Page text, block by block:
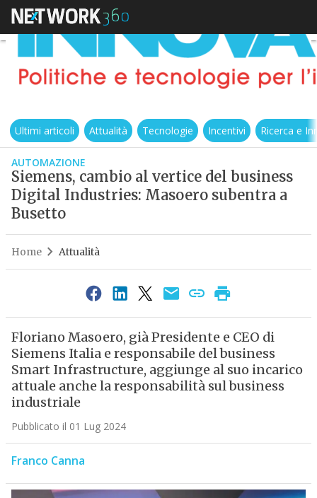
Ultimi articoli Attualità Tecnologie Incentivi Ricerca e
AUTOMAZIONE
Siemens, cambio al vertice del business
Digital Industries: Masoero subentra a
Busetto
Home Attualità
Floriano Masoero, già Presidente e CEO di
Siemens Italia e responsabile del business
Smart Infrastructure, aggiunge al suo incarico
attuale anche la responsabilità sul business
industriale
Pubblicato il 01 Lug 2024
Franco Canna